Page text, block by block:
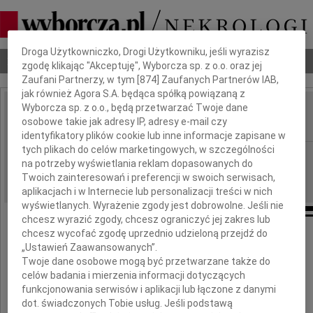
Nekrologi Odeszli Poradnik pogrzebowy
IMIĘ I NAZWISKO: Maria Mistecka
REGION: Wrocław
DATA EMISJI: 30.06.2010
Michałowi Misteckiemu
składam
Dbamy o Twoją prywatność
Droga Użytkowniczko, Drogi Użytkowniku, jeśli wyrazisz
zgodę klikając "Akceptuję", Wyborcza sp. z o.o. oraz jej
Zaufani Partnerzy, w tym [874 ] Zaufanych Partnerów IAB,
jak również Agora S.A. będąca spółką powiązaną z
Wyborcza sp. z o.o., będą przetwarzać Twoje dane
osobowe takie jak adresy IP, adresy e-mail czy
identyfikatory plików cookie lub inne informacje zapisane w
tych plikach do celów marketingowych, w szczególności
na potrzeby wyświetlania reklam dopasowanych do
Twoich zainteresowań i preferencji w swoich serwisach,
aplikacjach i w Internecie lub personalizacji treści w nich
wyświetlanych. Wyrażenie zgody jest dobrowolne. Jeśli nie
chcesz wyrazić zgody, chcesz ograniczyć jej zakres lub
chcesz wycofać zgodę uprzednio udzieloną przejdź do
„Ustawień Zaawansowanych”.
Twoje dane osobowe mogą być przetwarzane także do
celów badania i mierzenia informacji dotyczących
funkcjonowania serwisów i aplikacji lub łączone z danymi
dot. świadczonych Tobie usług. Jeśli podstawą